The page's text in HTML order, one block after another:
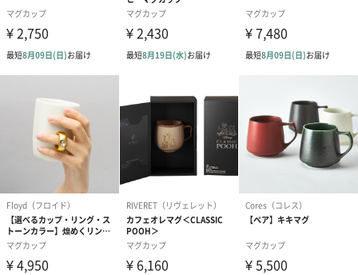
ラッピング
ギフトラッピングを施してお届けいたします。
コットン巾着 【誕生
日】（グレー）M（550
円）
コットン巾着 【誕生
日】（スモーキーピン
ク）M（550円）
とう】 M（